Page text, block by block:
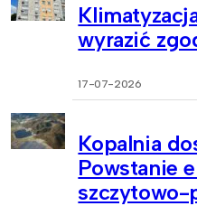
wyrazić
17-07-2026
Kopalnia
Powstanie
szczytowo-